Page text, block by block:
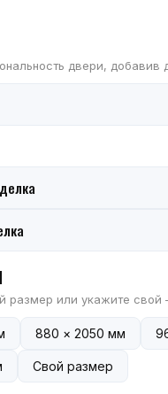
двери, добавив
размер или укажите
880 × 2050 мм
Свой размер